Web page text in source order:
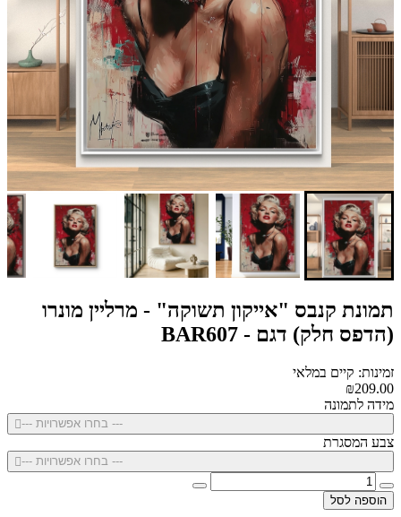
תמונת קנבס "אייקון תשוקה" - מרליין מונרו
(הדפס חלק) דגם - BAR607
זמינות: קיים במלאי
₪209.00
מידה לתמונה
--- בחרו אפשרויות ---
צבע המסגרת
--- בחרו אפשרויות ---
הוספה לסל